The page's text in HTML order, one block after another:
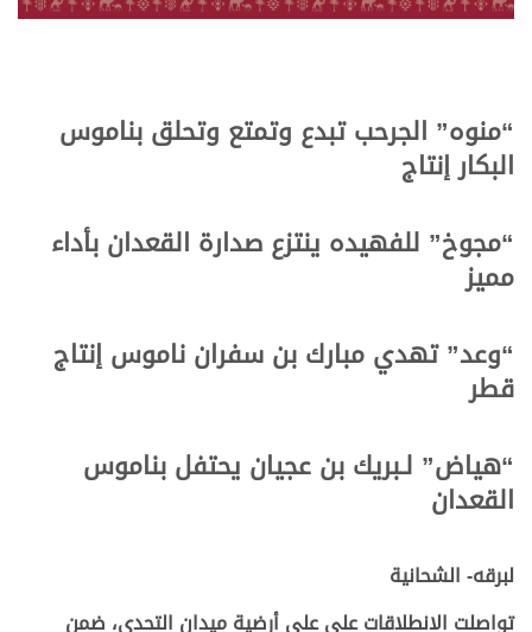
“منوه” الجرحب تبدع وتمتع وتحلق بناموس
البكار إنتاج
“مجوخ” للفهيده ينتزع صدارة القعدان بأداء
مميز
“وعد” تهدي مبارك بن سفران ناموس إنتاج
قطر
“هياض” لـبريك بن عجيان يحتفل بناموس
القعدان
لبرقه- الشحانية
تواصلت الانطلاقات على على أرضية ميدان التحدي، ضمن